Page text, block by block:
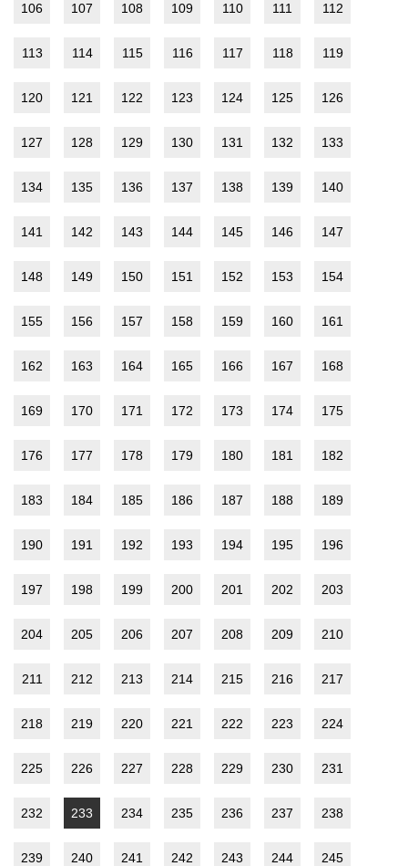
106 107 108 109 110 111 112
113 114 115 116 117 118 119
120 121 122 123 124 125 126
127 128 129 130 131 132 133
134 135 136 137 138 139 140
141 142 143 144 145 146 147
148 149 150 151 152 153 154
155 156 157 158 159 160 161
162 163 164 165 166 167 168
169 170 171 172 173 174 175
176 177 178 179 180 181 182
183 184 185 186 187 188 189
190 191 192 193 194 195 196
197 198 199 200 201 202 203
204 205 206 207 208 209 210
211 212 213 214 215 216 217
218 219 220 221 222 223 224
225 226 227 228 229 230 231
232 233 234 235 236 237 238
239 240 241 242 243 244 245